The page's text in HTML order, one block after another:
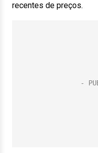
recentes de preços.